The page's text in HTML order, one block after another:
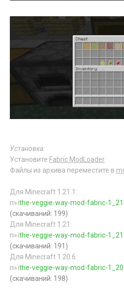
Установка:
Установите Fabric ModLoader
Файлы из архива переместите в
Для Minecraft 1.21.1:
п»їthe-veggie-way-mod-fabric-
(cкачиваний: 199)
Для Minecraft 1.21:
п»їthe-veggie-way-mod-fabric-
(cкачиваний: 191)
Для Minecraft 1.20.6:
п»їthe-veggie-way-mod-fabric-
(cкачиваний: 198)